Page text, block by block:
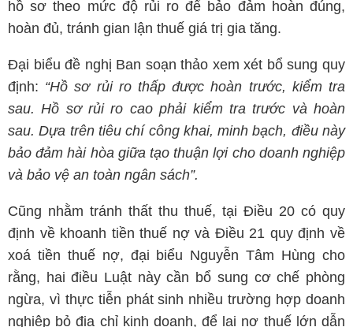
hồ sơ theo mức độ rủi ro để bảo đảm hoàn đúng,
hoàn đủ, tránh gian lận thuế giá trị gia tăng.
Đại biểu đề nghị Ban soạn thảo xem xét bổ sung quy
định: “Hồ sơ rủi ro thấp được hoàn trước, kiểm tra
sau. Hồ sơ rủi ro cao phải kiểm tra trước và hoàn
sau. Dựa trên tiêu chí công khai, minh bạch, điều này
bảo đảm hài hòa giữa tạo thuận lợi cho doanh nghiệp
và bảo vệ an toàn ngân sách”.
Cũng nhằm tránh thất thu thuế, tại Điều 20 có quy
định về khoanh tiền thuế nợ và Điều 21 quy định về
xoá tiền thuế nợ, đại biểu Nguyễn Tâm Hùng cho
rằng, hai điều Luật này cần bổ sung cơ chế phòng
ngừa, vì thực tiễn phát sinh nhiều trường hợp doanh
nghiệp bỏ địa chỉ kinh doanh, để lại nợ thuế lớn dẫn